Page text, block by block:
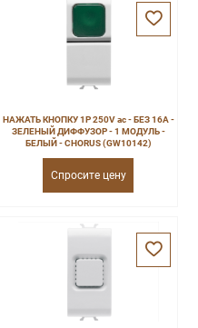
НАЖАТЬ КНОПКУ 1P 250V ac - БЕЗ 16A -
ЗЕЛЕНЫЙ ДИФФУЗОР - 1 МОДУЛЬ -
БЕЛЫЙ - CHORUS (GW10142)
Спросите цену